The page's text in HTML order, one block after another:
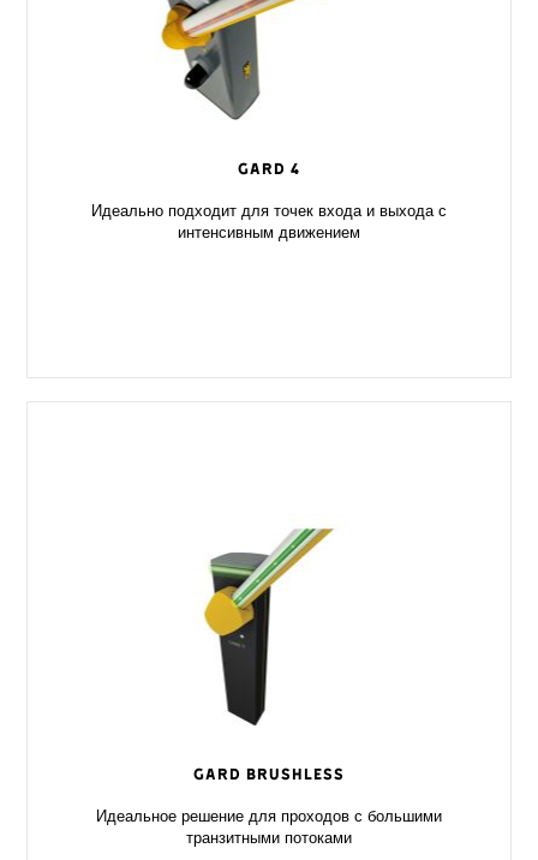
GARD 4
Идеально подходит для точек входа и выхода с
интенсивным движением
GARD Brushless
Идеальное решение для проходов с большими
транзитными потоками